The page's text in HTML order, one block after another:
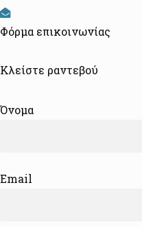
Φόρμα επικοινωνίας
Κλείστε ραντεβού
Όνομα
Email